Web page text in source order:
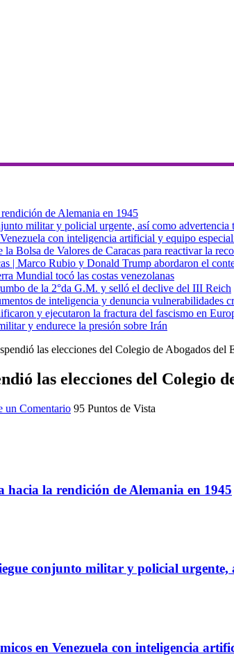
de Alemania en 1945
militar y policial urgente, así como advertencia
con inteligencia artificial y equipo
Bolsa de Valores de Caracas para reactivar la
| Marco Rubio y Donald Trump abordaron el
Mundial tocó las costas venezolanas
de la 2°da G.M. y selló el declive del III Reich
de inteligencia y denuncia vulnerabilidades
y ejecutaron la fractura del fascismo en
y endurece la presión sobre Irán
las elecciones del Colegio de Abogados del
las elecciones del Colegio
un Comentario 95 Puntos de Vista
la rendición de Alemania en 1945
conjunto militar y policial urgente,
en Venezuela con inteligencia